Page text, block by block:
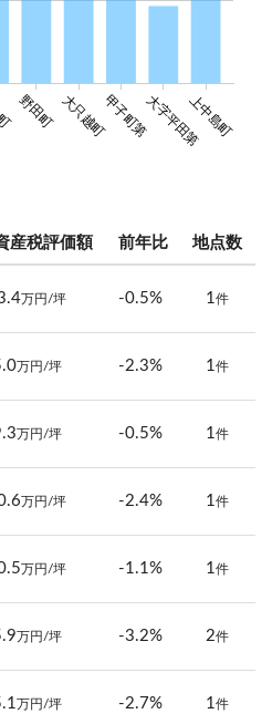
野田町大只越町甲子町第大字平田第上中島町
産税評価額 前年比 地点数
万円/坪 -0.5% 1件
万円/坪 -2.3% 1件
万円/坪 -0.5% 1件
万円/坪 -2.4% 1件
万円/坪 -1.1% 1件
万円/坪 -3.2% 2件
万円/坪 -2.7% 1件